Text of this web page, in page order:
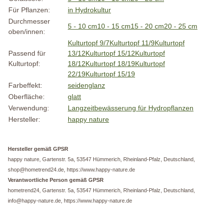
Für Pflanzen:
in Hydrokultur
Durchmesser
oben/innen:
5 - 10 cm10 - 15 cm15 - 20 cm20 - 25 cm
Passend für
Kulturtopf:
Kulturtopf 9/7Kulturtopf 11/9Kulturtopf
13/12Kulturtopf 15/12Kulturtopf
18/12Kulturtopf 18/19Kulturtopf
22/19Kulturtopf 15/19
Farbeffekt:
seidenglanz
Oberfläche:
glatt
Verwendung:
Langzeitbewässerung für Hydropflanzen
Hersteller:
happy nature
Hersteller gemäß GPSR
happy nature, Gartenstr. 5a, 53547 Hümmerich, Rheinland-Pfalz, Deutschland,
shop@hometrend24.de, https://www.happy-nature.de
Verantwortliche Person gemäß GPSR
hometrend24, Gartenstr. 5a, 53547 Hümmerich, Rheinland-Pfalz, Deutschland,
info@happy-nature.de, https://www.happy-nature.de